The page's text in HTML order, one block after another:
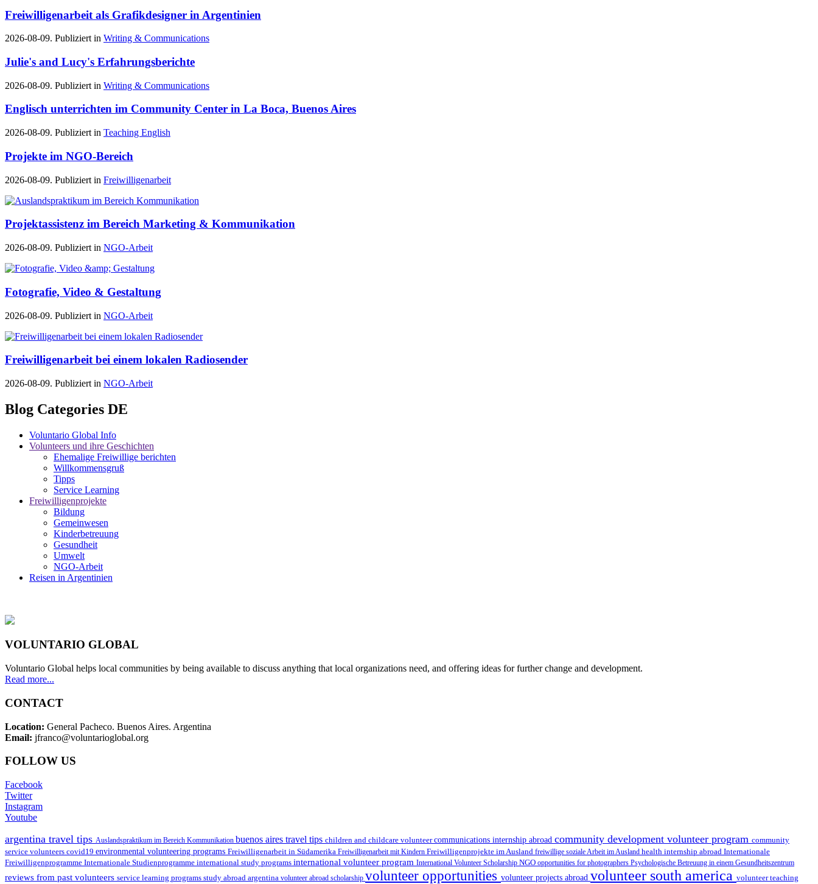
Freiwilligenarbeit als Grafikdesigner in Argentinien
2026-08-09. Publiziert in Writing & Communications
Julie's and Lucy's Erfahrungsberichte
2026-08-09. Publiziert in Writing & Communications
Englisch unterrichten im Community Center in La Boca, Buenos Aires
2026-08-09. Publiziert in Teaching English
Projekte im NGO-Bereich
2026-08-09. Publiziert in Freiwilligenarbeit
Projektassistenz im Bereich Marketing & Kommunikation
2026-08-09. Publiziert in NGO-Arbeit
Fotografie, Video & Gestaltung
2026-08-09. Publiziert in NGO-Arbeit
Freiwilligenarbeit bei einem lokalen Radiosender
2026-08-09. Publiziert in NGO-Arbeit
Blog Categories DE
Voluntario Global Info
Volunteers und ihre Geschichten
Ehemalige Freiwillige berichten
Willkommensgruß
Tipps
Service Learning
Freiwilligenprojekte
Bildung
Gemeinwesen
Kinderbetreuung
Gesundheit
Umwelt
NGO-Arbeit
Reisen in Argentinien
VOLUNTARIO GLOBAL
Voluntario Global helps local communities by being available to discuss anything that local organizations need, and offering ideas for further change and development.
Read more...
CONTACT
Location: General Pacheco. Buenos Aires. Argentina
Email: jfranco@voluntarioglobal.org
FOLLOW US
Facebook
Twitter
Instagram
Youtube
argentina travel tips Auslandspraktikum im Bereich Kommunikation buenos aires travel tips children and childcare volunteercommunications internship abroad community development volunteer program community
service volunteers covid19 environmental volunteering programs Freiwilligenarbeit in Südamerika Freiwilligenarbeit mit Kindern Freiwilligenprojekte im Ausland freiwillige soziale Arbeit im Ausland health internship abroad Internationale
Freiwilligenprogramme Internationale Studienprogramme international study programs international volunteer program International Volunteer Scholarship NGO opportunities for photographers Psychologische Betreuung in einem Gesundheitszentrum
reviews from past volunteers service learning programs study abroad argentina volunteer abroad scholarship volunteer opportunities volunteer projects abroad volunteer south america volunteer teaching